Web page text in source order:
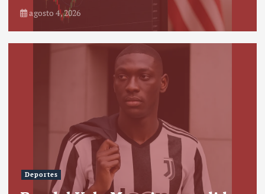
agosto 4, 2026
Deportes